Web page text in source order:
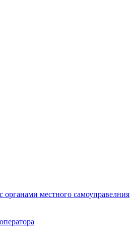
органами местного самоуправелния